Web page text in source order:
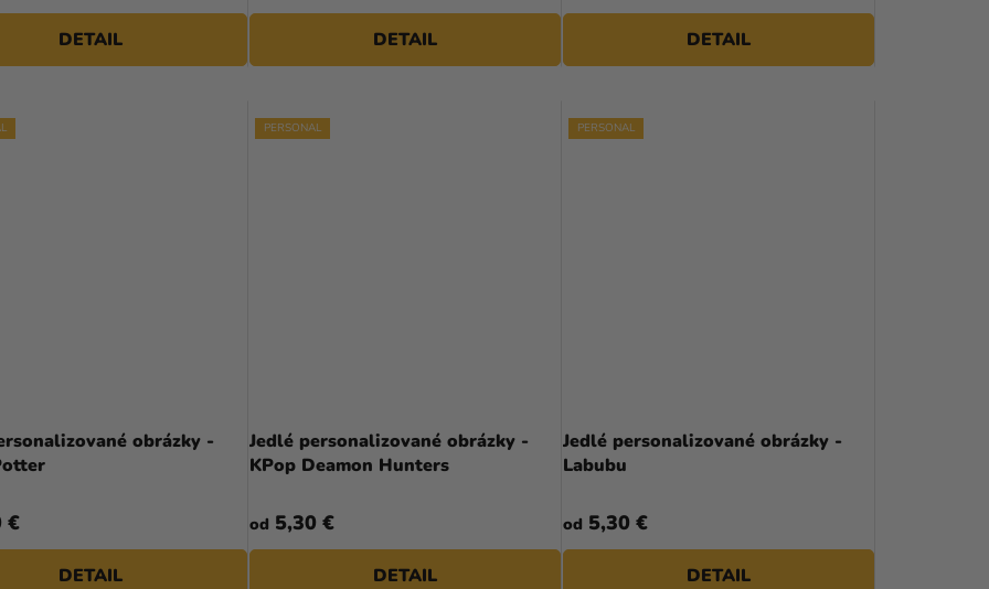
V
DETAIL DETAIL DETAIL
obrázky -
€
DETAIL
PERSONAL
Jedlé personalizované obrázky -
KPop Deamon Hunters
od 5,30 €
DETAIL
PERSONAL
Jedlé personalizované obrázky -
Labubu
od 5,30 €
DETAIL